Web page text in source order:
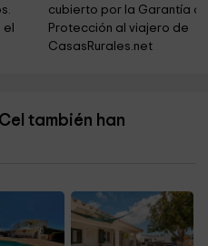
Jehová
8,0 km
Rosario
cubierto por la Garantía
Protección al viajero de
CasasRurales.net
también han